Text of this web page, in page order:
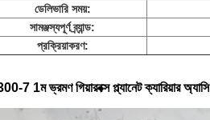
ডেলিভারি সময়:
সামঞ্জস্যপূর্ণ ব্র্যান্ড:
প্রক্রিয়াকরণ:
7 1ম ভ্রমণ গিয়ারবক্স প্ল্যানেট ক্যারিয়ার অ্যাসি